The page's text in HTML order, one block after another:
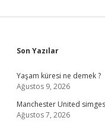
Sidebar
Son Yazılar
Yaşam küresi ne demek ?
Ağustos 9, 2026
Manchester United
Ağustos 7, 2026